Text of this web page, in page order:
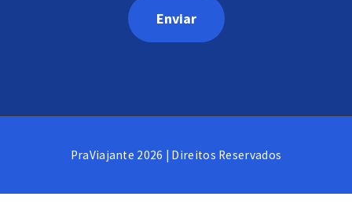
PraViajante 2026 | Direitos Reservados